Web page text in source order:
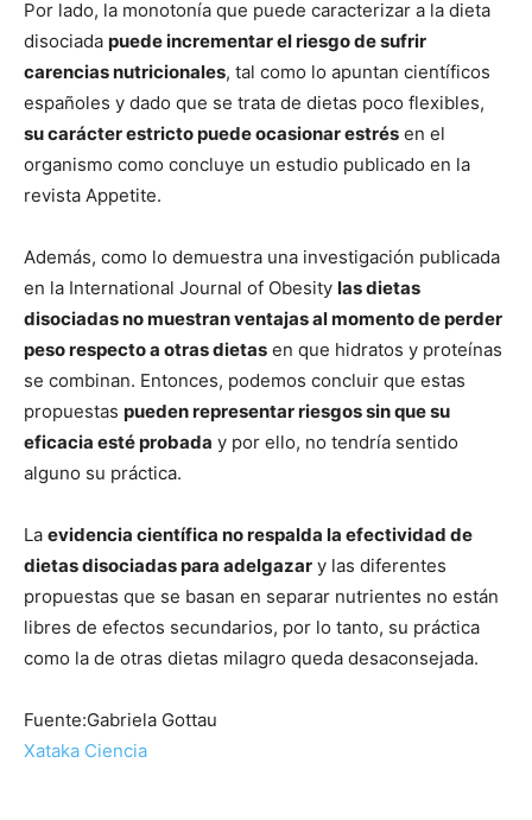
Por lado, la monotonía que puede caracterizar a la dieta
disociada puede incrementar el riesgo de sufrir
carencias nutricionales, tal como lo apuntan científicos
españoles y dado que se trata de dietas poco flexibles,
su carácter estricto puede ocasionar estrés en el
organismo como concluye un estudio publicado en la
revista Appetite.
Además, como lo demuestra una investigación publicada
en la International Journal of Obesity las dietas
disociadas no muestran ventajas al momento de perder
peso respecto a otras dietas en que hidratos y proteínas
se combinan. Entonces, podemos concluir que estas
propuestas pueden representar riesgos sin que su
eficacia esté probada y por ello, no tendría sentido
alguno su práctica.
La evidencia científica no respalda la efectividad de
dietas disociadas para adelgazar y las diferentes
propuestas que se basan en separar nutrientes no están
libres de efectos secundarios, por lo tanto, su práctica
como la de otras dietas milagro queda desaconsejada.
Fuente:Gabriela Gottau
Xataka Ciencia